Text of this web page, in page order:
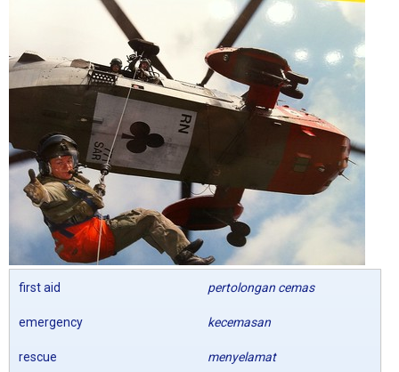
first aid pertolongan cemas
emergency kecemasan
rescue menyelamat